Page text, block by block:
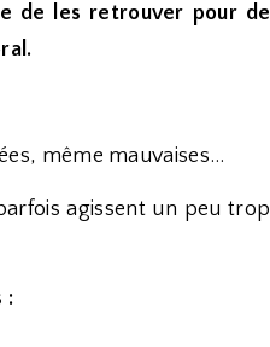
de les retrouver pour de
même mauvaises...
agissent un peu trop
: